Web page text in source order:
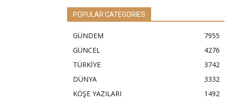
POPULAR CATEGORIES
GÜNDEM
7955
GÜNCEL
4276
TÜRKİYE
3742
DÜNYA
3332
KÖŞE YAZILARI
1492